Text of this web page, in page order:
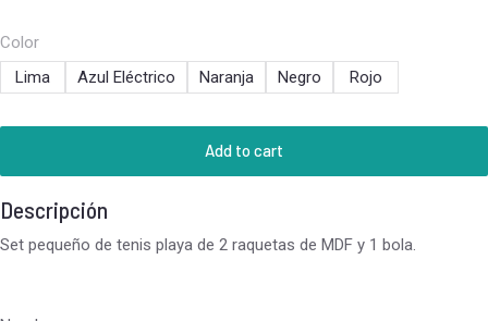
Color
Lima
Azul Eléctrico Naranja Negro Rojo
Add to cart
Descripción
Set pequeño de tenis playa de 2 raquetas de MDF y 1 bola.